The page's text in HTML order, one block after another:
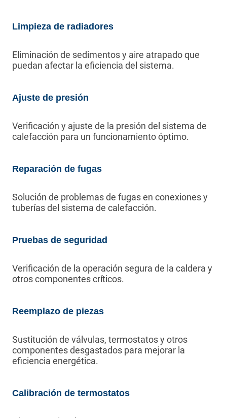
Limpieza de radiadores
Eliminación de sedimentos y aire atrapado que
puedan afectar la eficiencia del sistema.
Ajuste de presión
Verificación y ajuste de la presión del sistema de
calefacción para un funcionamiento óptimo.
Reparación de fugas
Solución de problemas de fugas en conexiones y
tuberías del sistema de calefacción.
Pruebas de seguridad
Verificación de la operación segura de la caldera y
otros componentes críticos.
Reemplazo de piezas
Sustitución de válvulas, termostatos y otros
componentes desgastados para mejorar la
eficiencia energética.
Calibración de termostatos